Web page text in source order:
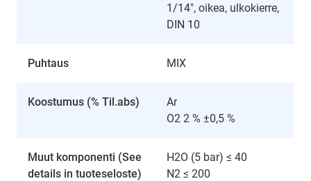
1/14", oikea, ulkokierre,
DIN 10
Puhtaus MIX
Koostumus (% Til.abs)
Ar
O2 2 % ±0,5 %
Muut komponenti (See
details in tuoteseloste)
H2O (5 bar) ≤ 40
N2 ≤ 200